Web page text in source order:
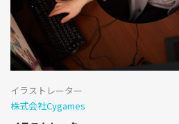
イラストレーター
株式会社Cygames